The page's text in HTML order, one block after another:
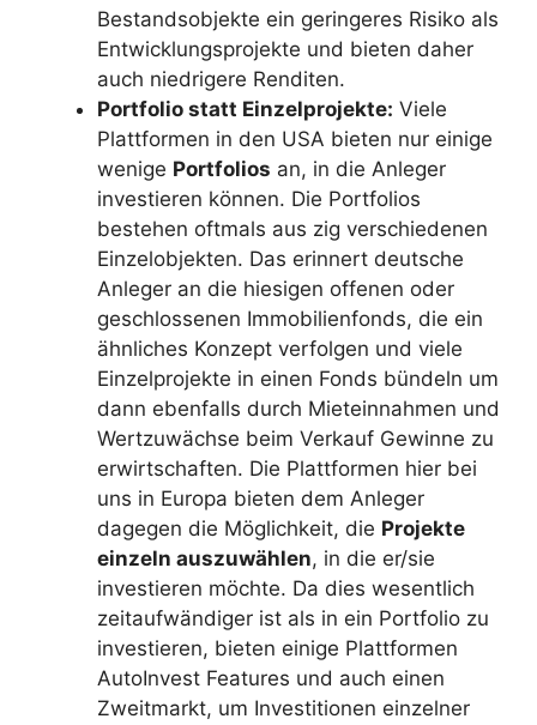
Bestandsobjekte ein geringeres Risiko als
Entwicklungsprojekte und bieten daher
auch niedrigere Renditen.
Portfolio statt Einzelprojekte: Viele
Plattformen in den USA bieten nur einige
wenige Portfolios an, in die Anleger
investieren können. Die Portfolios
bestehen oftmals aus zig verschiedenen
Einzelobjekten. Das erinnert deutsche
Anleger an die hiesigen offenen oder
geschlossenen Immobilienfonds, die ein
ähnliches Konzept verfolgen und viele
Einzelprojekte in einen Fonds bündeln um
dann ebenfalls durch Mieteinnahmen und
Wertzuwächse beim Verkauf Gewinne zu
erwirtschaften. Die Plattformen hier bei
uns in Europa bieten dem Anleger
dagegen die Möglichkeit, die Projekte
einzeln auszuwählen, in die er/sie
investieren möchte. Da dies wesentlich
zeitaufwändiger ist als in ein Portfolio zu
investieren, bieten einige Plattformen
AutoInvest Features und auch einen
Zweitmarkt, um Investitionen einzelner